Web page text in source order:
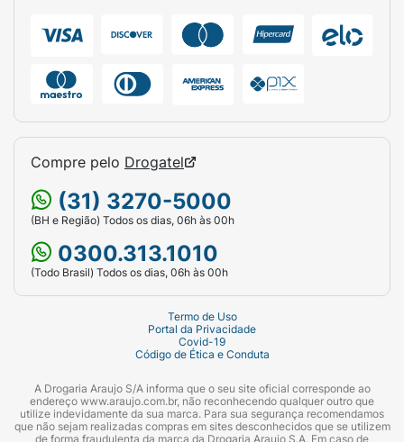
Compre pelo Drogatel
(31) 3270-5000
(BH e Região) Todos os dias, 06h às 00h
0300.313.1010
(Todo Brasil) Todos os dias, 06h às 00h
Termo de Uso
Portal da Privacidade
Covid-19
Código de Ética e Conduta
A Drogaria Araujo S/A informa que o seu site oficial corresponde ao
endereço www.araujo.com.br, não reconhecendo qualquer outro que
utilize indevidamente da sua marca. Para sua segurança recomendamos
que não sejam realizadas compras em sites desconhecidos que se utilizem
de forma fraudulenta da marca da Drogaria Araujo S.A. Em caso de